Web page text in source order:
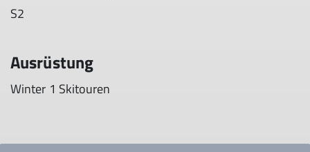
S2
Ausrüstung
Winter 1 Skitouren